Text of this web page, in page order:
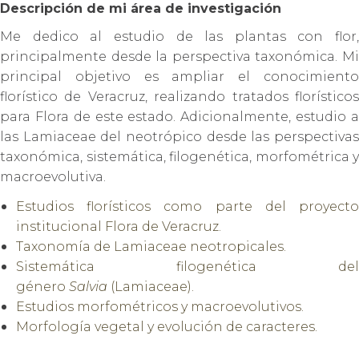
Descripción de mi área de investigación
Me dedico al estudio de las plantas con flor,
principalmente desde la perspectiva taxonómica. Mi
principal objetivo es ampliar el conocimiento
florístico de Veracruz, realizando tratados florísticos
para Flora de este estado. Adicionalmente, estudio a
las Lamiaceae del neotrópico desde las perspectivas
taxonómica, sistemática, filogenética, morfométrica y
macroevolutiva.
Estudios florísticos como parte del proyecto
institucional Flora de Veracruz.
Taxonomía de Lamiaceae neotropicales.
Sistemática filogenética del
género Salvia (Lamiaceae).
Estudios morfométricos y macroevolutivos.
Morfología vegetal y evolución de caracteres.